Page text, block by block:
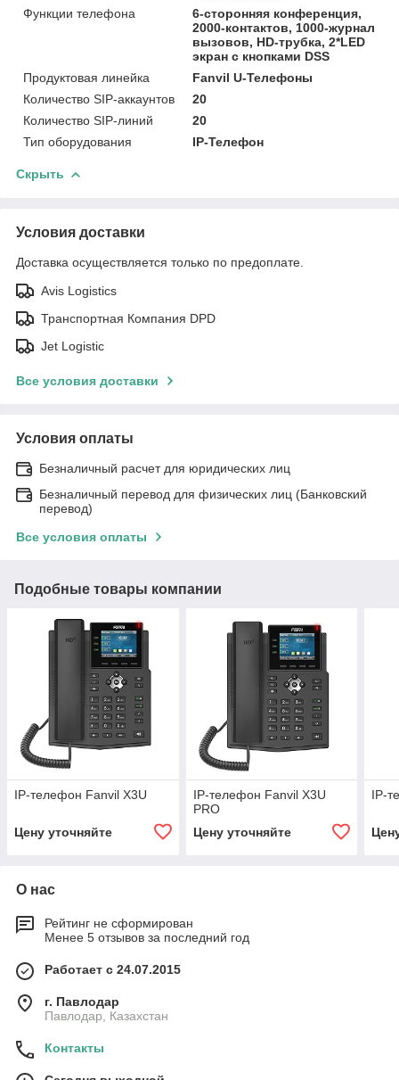
Функции телефона
6-сторонняя конференция,
2000-контактов, 1000-журнал
вызовов, HD-трубка, 2*LED
экран с кнопками DSS
Продуктовая линейка
Fanvil U-Телефоны
Количество SIP-аккаунтов
20
Количество SIP-линий
20
Тип оборудования
IP-Телефон
Скрыть
Условия доставки
Доставка осуществляется только по предоплате.
Avis Logistics
Транспортная Компания DPD
Jet Logistic
Все условия доставки
Условия оплаты
Безналичный расчет для юридических лиц
Безналичный перевод для физических лиц (Банковский
перевод)
Все условия оплаты
Подобные товары компании
IP-телефон Fanvil X3U
Цену уточняйте
IP-телефон Fanvil X3U
PRO
Цену уточняйте
IP-
О нас
Рейтинг не сформирован
Менее 5 отзывов за последний год
Работает с 24.07.2015
г. Павлодар
Павлодар, Казахстан
Контакты